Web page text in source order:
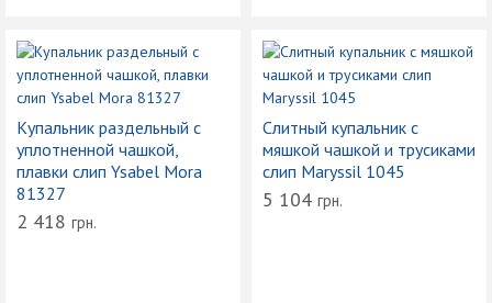
Купальник раздельный с
уплотненной чашкой,
плавки слип Ysabel Mora
81327
2 418 грн.
Слитный купальник с
мяшкой чашкой и трусиками
слип Maryssil 1045
5 104 грн.